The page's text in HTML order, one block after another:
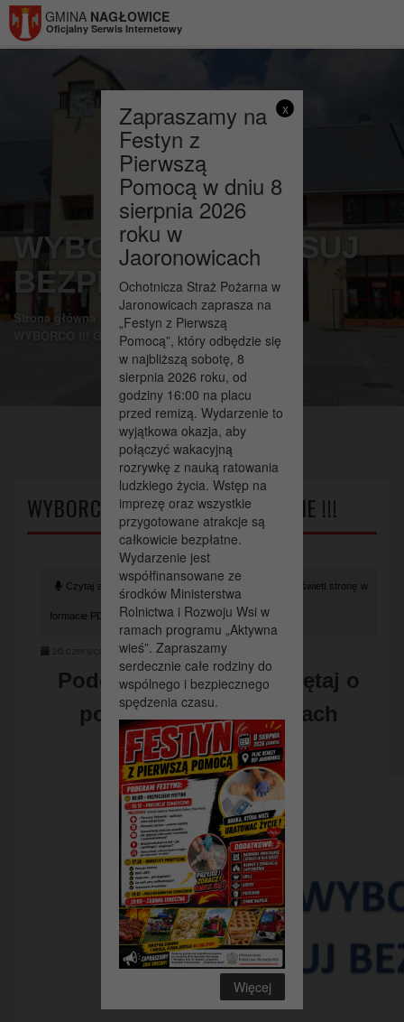
GMINA NAGŁOWICE
Oficjalny Serwis Internetowy
WYBORCO !!! GŁOSUJ
BEZPIECZNIE !!!
Strona główna Aktualności >
WYBORCO !!! GŁOSUJ BEZPIECZNIE !!!
x
Zapraszamy na
Festyn z
Pierwszą
Pomocą w dniu 8
sierpnia 2026
roku w
Jaoronowicach
Ochotnicza Straż Pożarna w
Jaronowicach zaprasza na
„Festyn z Pierwszą
Pomocą”, który odbędzie się
w najbliższą sobotę, 8
sierpnia 2026 roku, od
godziny 16:00 na placu
przed remizą. Wydarzenie to
wyjątkowa okazja, aby
połączyć wakacyjną
rozrywkę z nauką ratowania
ludzkiego życia. Wstęp na
imprezę oraz wszystkie
przygotowane atrakcje są
całkowicie bezpłatne.
Wydarzenie jest
współfinansowane ze
środków Ministerstwa
Rolnictwa i Rozwoju Wsi w
ramach programu „Aktywna
wieś”. Zapraszamy
serdecznie całe rodziny do
wspólnego i bezpiecznego
spędzenia czasu.
Więcej
WYBORCO !!! GŁOSUJ BEZPIECZNIE !!!
Czytaj artykuł (lektor) Wyświetl stronę w
formacie PDF
26 czerwca 2020
Podczas wyborów pamiętaj o
podstawowych zasadach
bezpieczeństwa.